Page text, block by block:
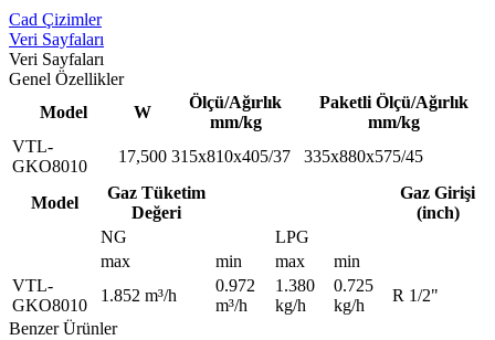
Cad Çizimler
Veri Sayfaları
Veri Sayfaları
Genel Özellikler
Model
W
Ölçü/Ağırlık
mm/kg
Paketli Ölçü/Ağırlık
mm/kg
VTL-
GKO8010
17,500 315x810x405/37 335x880x575/45
Model
Gaz Tüketim
Değeri
Gaz Girişi
(inch)
NG
LPG
max
min max
min
VTL-
GKO8010
1.852 m³/h
0.972
m³/h
1.380
kg/h
0.725
kg/h
R 1/2"
Benzer Ürünler